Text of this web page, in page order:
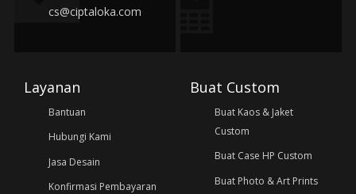
cs@ciptaloka.com
Layanan
Bantuan
Hubungi Kami
Jasa Desain
Konfirmasi Pembayaran
Buat Custom
Buat Kaos & Jaket
Custom
Buat Case HP Custom
Buat Photo & Art Prints